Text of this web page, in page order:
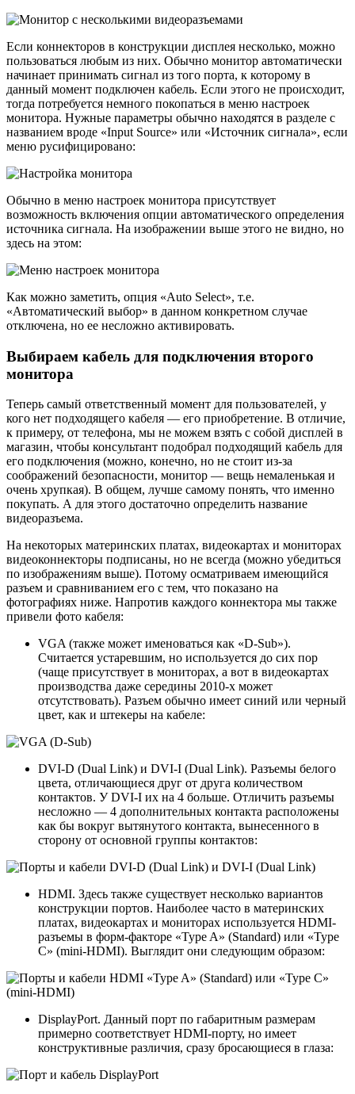
Если коннекторов в конструкции дисплея несколько, можно
пользоваться любым из них. Обычно монитор автоматически
начинает принимать сигнал из того порта, к которому в
данный момент подключен кабель. Если этого не происходит,
тогда потребуется немного покопаться в меню настроек
монитора. Нужные параметры обычно находятся в разделе с
названием вроде «Input Source» или «Источник сигнала», если
меню русифицировано:
Обычно в меню настроек монитора присутствует
возможность включения опции автоматического определения
источника сигнала. На изображении выше этого не видно, но
здесь на этом:
Как можно заметить, опция «Auto Select», т.е.
«Автоматический выбор» в данном конкретном случае
отключена, но ее несложно активировать.
Выбираем кабель для подключения второго
монитора
Теперь самый ответственный момент для пользователей, у
кого нет подходящего кабеля — его приобретение. В отличие,
к примеру, от телефона, мы не можем взять с собой дисплей в
магазин, чтобы консультант подобрал подходящий кабель для
его подключения (можно, конечно, но не стоит из-за
соображений безопасности, монитор — вещь немаленькая и
очень хрупкая). В общем, лучше самому понять, что именно
покупать. А для этого достаточно определить название
видеоразъема.
На некоторых материнских платах, видеокартах и мониторах
видеоконнекторы подписаны, но не всегда (можно убедиться
по изображениям выше). Потому осматриваем имеющийся
разъем и сравниванием его с тем, что показано на
фотографиях ниже. Напротив каждого коннектора мы также
привели фото кабеля:
VGA (также может именоваться как «D-Sub»).
Считается устаревшим, но используется до сих пор
(чаще присутствует в мониторах, а вот в видеокартах
производства даже середины 2010-х может
отсутствовать). Разъем обычно имеет синий или черный
цвет, как и штекеры на кабеле:
DVI-D (Dual Link) и DVI-I (Dual Link). Разъемы белого
цвета, отличающиеся друг от друга количеством
контактов. У DVI-I их на 4 больше. Отличить разъемы
несложно — 4 дополнительных контакта расположены
как бы вокруг вытянутого контакта, вынесенного в
сторону от основной группы контактов:
HDMI. Здесь также существует несколько вариантов
конструкции портов. Наиболее часто в материнских
платах, видеокартах и мониторах используется HDMI-
разъемы в форм-факторе «Type A» (Standard) или «Type
C» (mini-HDMI). Выглядит они следующим образом:
DisplayPort. Данный порт по габаритным размерам
примерно соответствует HDMI-порту, но имеет
конструктивные различия, сразу бросающиеся в глаза: